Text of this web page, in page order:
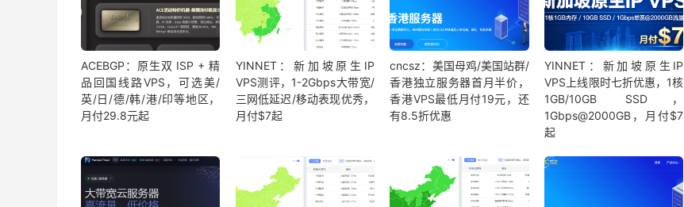
ACEBGP：原生双 ISP + 精
品回国线路VPS，可选美/
英/日/德/韩/港/印等地区，
月付29.8元起
YINNET：新加坡原生IP
VPS测评，1-2Gbps大带宽/
三网低延迟/移动表现优秀，
月付$7起
cncsz：美国母鸡/美国站群/
香港独立服务器首月半价，
香港VPS最低月付19元，还
有8.5折优惠
YINNET：新加坡原生IP
VPS上线限时七折优惠，1核
1GB/10GB SSD，
1Gbps@2000GB，月付$7
起